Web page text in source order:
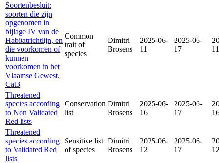
Soortenbesluit:
soorten die zijn
opgenomen in
bijlage IV van de
Habitatrichtlijn, en
die voorkomen of
kunnen
voorkomen in het
Vlaamse Gewest.
Cat3
Common
trait of
species
Dimitri
Brosens
2025-06-
11
2025-06-
17
11
Threatened
species according
to Non Validated
Red lists
Conservation
list
Dimitri
Brosens
2025-06-
16
2025-06-
17
16
Threatened
species according
to Validated Red
lists
Sensitive list
of species
Dimitri
Brosens
2025-06-
12
2025-06-
17
12